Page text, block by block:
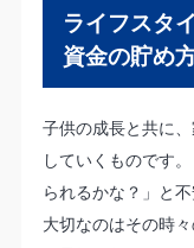
ライフスタ
資金の貯め
子供の成長と共に
していくものです
られるかな？」と
大切なのはその時